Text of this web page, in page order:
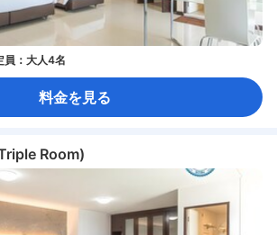
員：大人4名
料金を見る
Room)